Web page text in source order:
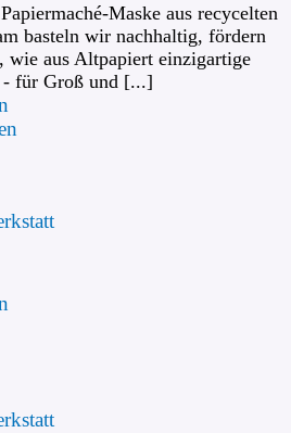
Maske aus recycelten
basteln wir nachhaltig, fördern
wie aus Altpapiert einzigartige
- für Groß und [...]